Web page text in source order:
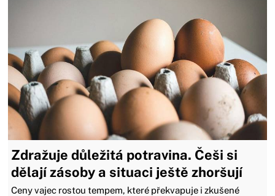
Zdražuje důležitá potravina. Češi si
dělají zásoby a situaci ještě zhoršují
Ceny vajec rostou tempem, které překvapuje i zkušené